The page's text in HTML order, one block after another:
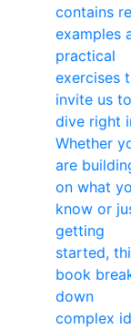
contains
examples
practical
exercises
invite us to
dive right
Whether
are
on what
know or
getting
started,
book
down
complex